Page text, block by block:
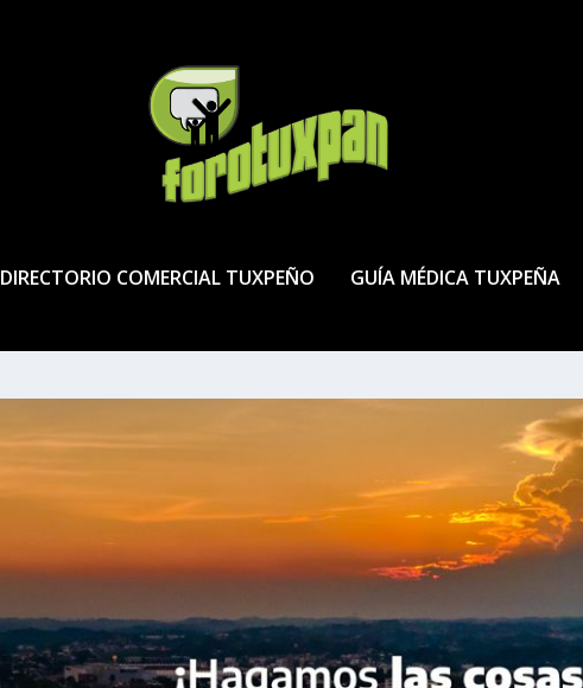
DIRECTORIO COMERCIAL TUXPEÑO GUÍA MÉDICA TUXPEÑA